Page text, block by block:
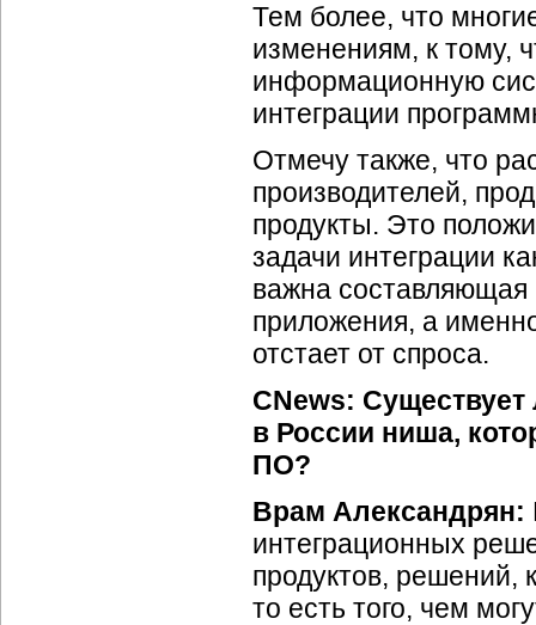
Тем более, что
изменениям, к тому,
информационную
интеграции
Отмечу также, что
производителей,
продукты. Это
задачи интеграции
важна составляющая
приложения, а
отстает от спроса.
CNews:
в России ниша,
ПО?
Врам Александрян:
интеграционных
продуктов, решений,
то есть того, чем